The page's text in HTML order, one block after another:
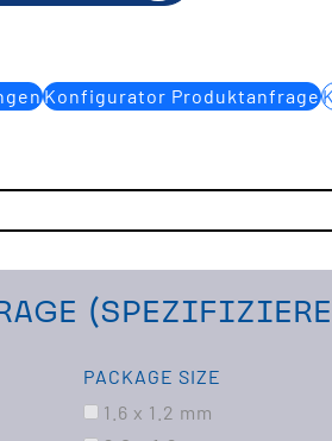
Konfigurator Produktanfrage